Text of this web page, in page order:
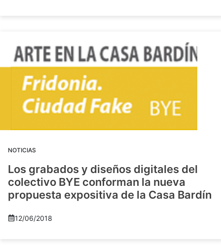
NOTICIAS
Los grabados y diseños digitales del
colectivo BYE conforman la nueva
propuesta expositiva de la Casa Bardín
12/06/2018